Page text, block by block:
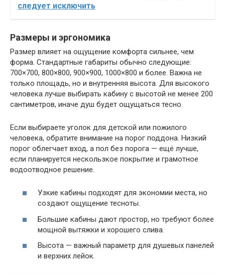
следует исключить
Размеры и эргономика
Размер влияет на ощущение комфорта сильнее, чем
форма. Стандартные габариты обычно следующие:
700×700, 800×800, 900×900, 1000×800 и более. Важна не
только площадь, но и внутренняя высота. Для высокого
человека лучше выбирать кабину с высотой не менее 200
сантиметров, иначе душ будет ощущаться тесно.
Если выбираете уголок для детской или пожилого
человека, обратите внимание на порог поддона. Низкий
порог облегчает вход, а пол без порога — ещё лучше,
если планируется нескользкое покрытие и грамотное
водоотводное решение.
Узкие кабины подходят для экономии места, но
создают ощущение тесноты.
Большие кабины дают простор, но требуют более
мощной вытяжки и хорошего слива.
Высота — важный параметр для душевых панелей
и верхних лейок.